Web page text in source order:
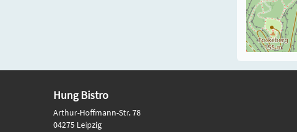
Hung Bistro
Arthur-Hoffmann-Str. 78
04275 Leipzig